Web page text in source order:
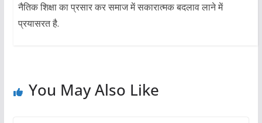
नैतिक शिक्षा का प्रसार कर समाज में सकारात्मक बदलाव लाने में
प्रयासरत है.
You May Also Like